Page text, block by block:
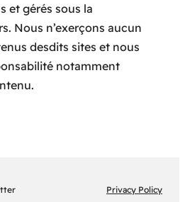
et gérés sous la
Nous n’exerçons aucun
desdits sites et nous
notamment
Privacy Policy